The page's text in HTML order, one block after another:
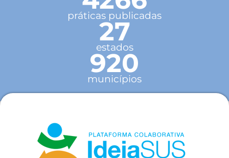
práticas publicadas
27
estados
920
municípios